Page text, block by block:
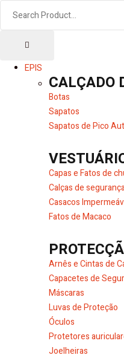
EPIS
CALÇADO
Botas
Sapatos
Sapatos de Pico
Capas e Fatos de
Calças de
Casacos
Fatos de Macaco
Arnês e
Capacetes de
Máscaras
Luvas de Proteção
Óculos
Protetores
Joelheiras